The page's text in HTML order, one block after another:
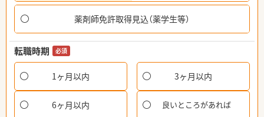
薬剤師免許取得見込（薬学生等）
転職時期 必須
1ヶ月以内 3ヶ月以内
6ヶ月以内 良いところがあれば